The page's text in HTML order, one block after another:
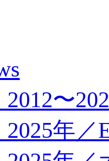
2012〜
2025年／